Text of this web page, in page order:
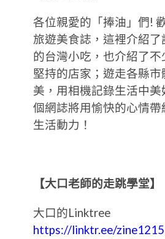
各位親愛的「捧油」們!
旅遊美食誌，這裡介紹了
的台灣小吃，也介紹了不
堅持的店家；遊走各縣市
美，用相機記錄生活中美
個網誌將用愉快的心情帶
生活動力！
【大口老師的走跳學堂】
大口的Linktree
https://linktr.ee/zine1215